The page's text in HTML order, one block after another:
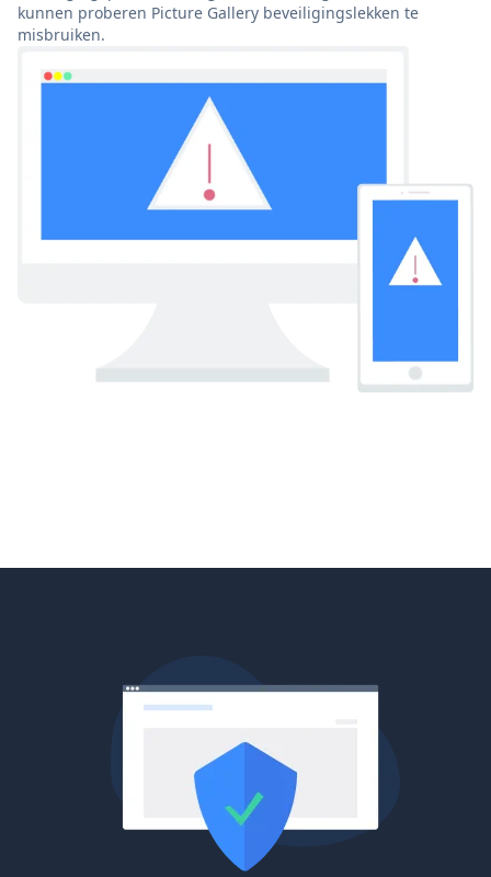
kunnen proberen Picture Gallery beveiligingslekken te
misbruiken.